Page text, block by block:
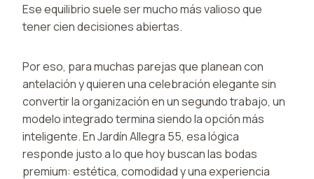
Ese equilibrio suele ser mucho más valioso que
tener cien decisiones abiertas.
Por eso, para muchas parejas que planean con
antelación y quieren una celebración elegante sin
convertir la organización en un segundo trabajo, un
modelo integrado termina siendo la opción más
inteligente. En Jardín Allegra 55, esa lógica
responde justo a lo que hoy buscan las bodas
premium: estética, comodidad y una experiencia